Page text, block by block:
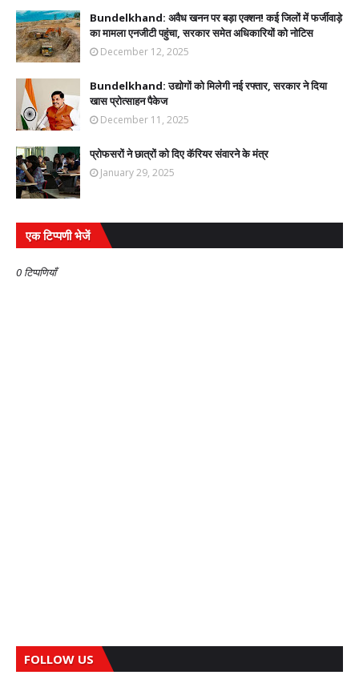
Bundelkhand: अवैध खनन पर बड़ा एक्शन! कई जिलों में फर्जीवाड़े
का मामला एनजीटी पहुंचा, सरकार समेत अधिकारियों को नोटिस
December 12, 2025
Bundelkhand: उद्योगों को मिलेगी नई रफ्तार, सरकार ने दिया
खास प्रोत्साहन पैकेज
December 11, 2025
प्रोफसरों ने छात्रों को दिए कॅरियर संवारने के मंत्र
January 29, 2025
एक टिप्पणी भेजें
0 टिप्पणियाँ
FOLLOW US